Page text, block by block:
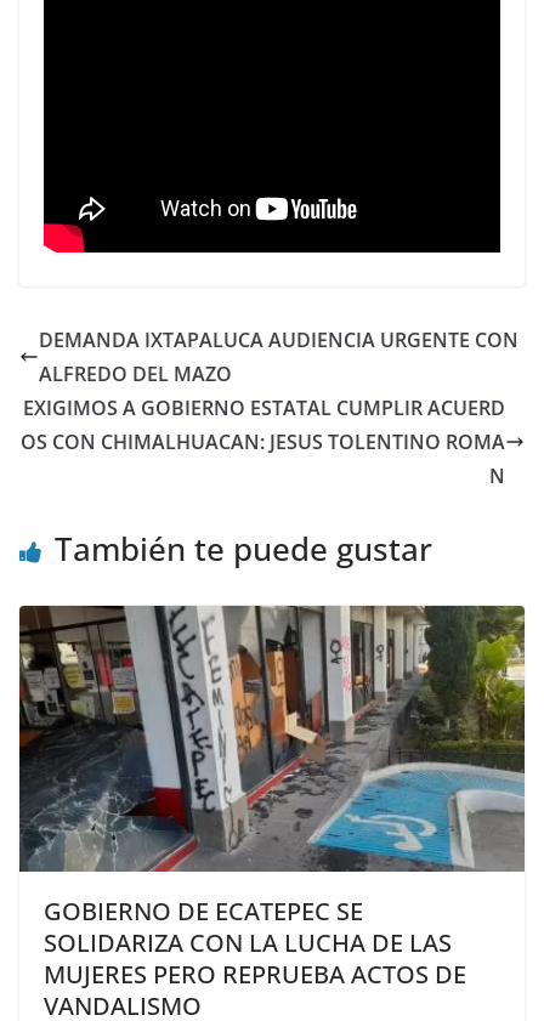
DEMANDA IXTAPALUCA AUDIENCIA URGENTE CON
ALFREDO DEL MAZO
EXIGIMOS A GOBIERNO ESTATAL CUMPLIR ACUERD
OS CON CHIMALHUACAN: JESUS TOLENTINO ROMA
N
También te puede gustar
GOBIERNO DE ECATEPEC SE
SOLIDARIZA CON LA LUCHA DE LAS
MUJERES PERO REPRUEBA ACTOS DE
VANDALISMO